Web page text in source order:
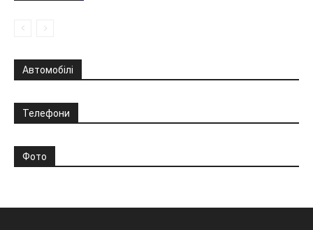
Автомобілі
Телефони
Фото